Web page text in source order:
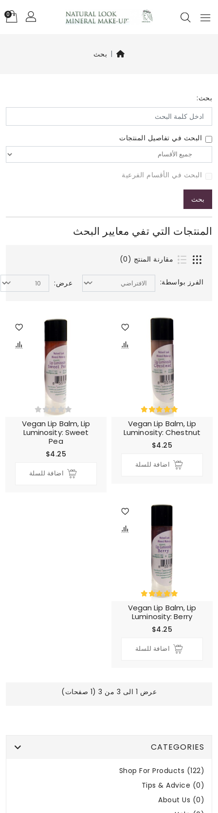
0
بحث
بحث:
البحث في تفاصيل المنتجات
البحث في الأقسام الفرعية
بحث
المنتجات التي تفي معايير البحث
مقارنة المنتج (0)
الفرز بواسطة: عرض:
Vegan Lip Balm, Lip
Luminosity: Chestnut
$4.25
اضافة للسلة
Vegan Lip Balm, Lip
Luminosity: Sweet
Pea
$4.25
اضافة للسلة
Vegan Lip Balm, Lip
Luminosity: Berry
$4.25
اضافة للسلة
عرض 1 الى 3 من 3 (1 صفحات)
CATEGORIES
Shop For Products (122)
Tips & Advice (0)
About Us (0)